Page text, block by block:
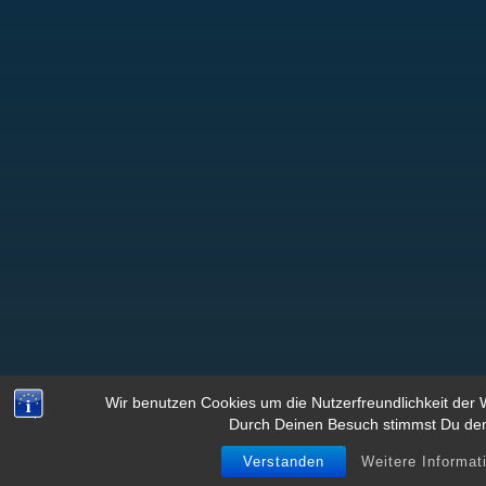
Wir benutzen Cookies um die Nutzerfreundlichkeit der
Durch Deinen Besuch stimmst Du
Verstanden Weitere